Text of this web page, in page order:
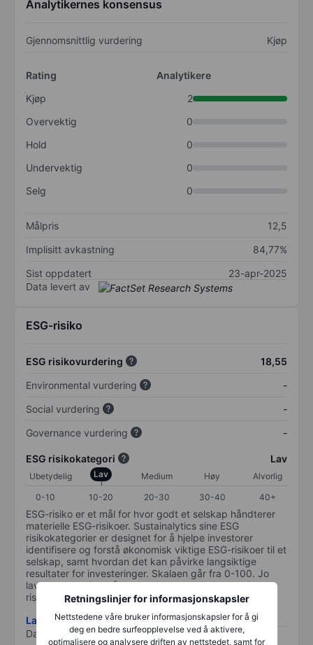
Retningslinjer for informasjonskapsler
Nettstedene våre bruker informasjonskapsler for å gi
deg en bedre surfeopplevelse ved å aktivere,
optimalisere og analysere driften av nettstedet, samt for
Analytikernes konsensus
Gjennomsnittlig vurdering Kjøp
Rating
Analytikere
Kjøp
2
Overvektig
0
Hold
0
Undervektig
0
Selg
0
Målpris
12,5
Implisitt avkastning
84,77%
Sist oppdatert
23-apr-2025
Data levert av
ESG-risiko
ESG risikovurdering
18,55
Environmental vurdering
-
Social vurdering
-
Governance vurdering
-
ESG risikokategori Lav
Ubetydelig Lav Medium Høy
Alvorlig
0-10
10-20 20-30 30-40 40+
ESG-risiko er et mål for hvor godt et selskap håndterer
materielle ESG-risikoer. Sustainalytics sine ESG
risikokategorier er designet for å hjelpe investorer
identifisere og forstå økonomisk viktige ESG-risikoer til et
selskap, samt hvordan det kan påvirke langsiktige
resultater for investeringer. Skalaen går fra 0-100. Jo
lavere plassering på skalen, jo bedre. 0 tilsvarer ingen
risiko og 100 tilsvarer maksimal risiko.
Last ned metodikk for ESG-risiko
Data levert av
/